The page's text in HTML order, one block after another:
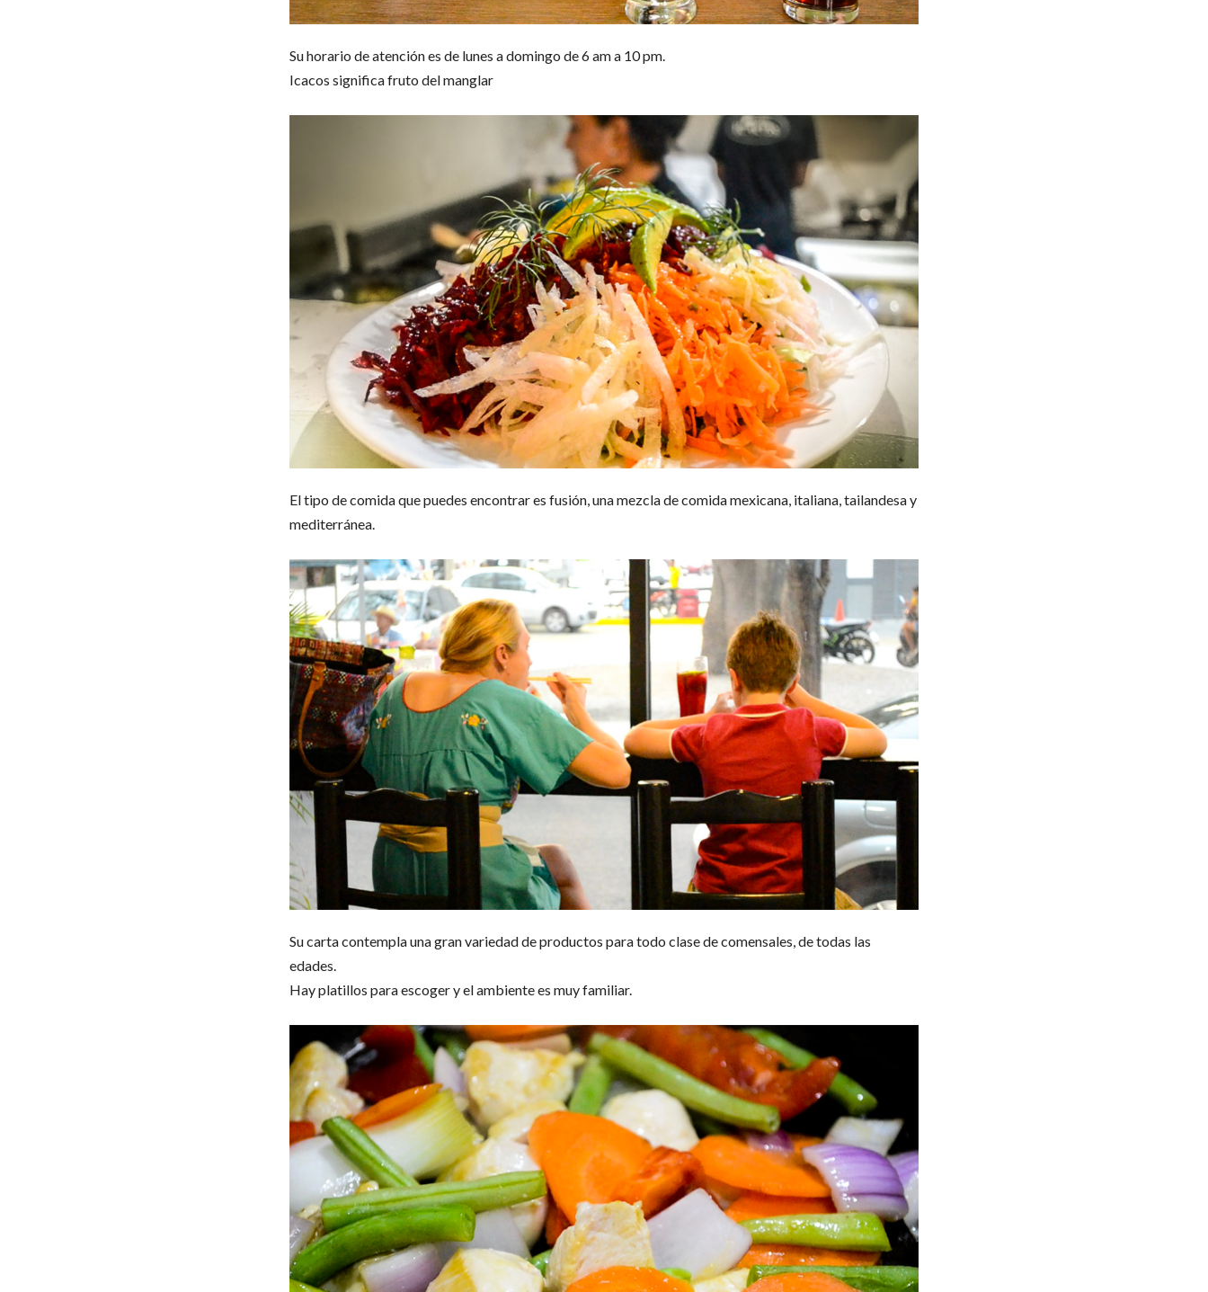
Su horario de atención es de lunes a domingo de 6 am a 10 pm.
Icacos significa fruto del manglar
El tipo de comida que puedes encontrar es fusión, una mezcla de comida mexicana, italiana, tailandesa y
mediterránea.
Su carta contempla una gran variedad de productos para todo clase de comensales, de todas las
edades.
Hay platillos para escoger y el ambiente es muy familiar.